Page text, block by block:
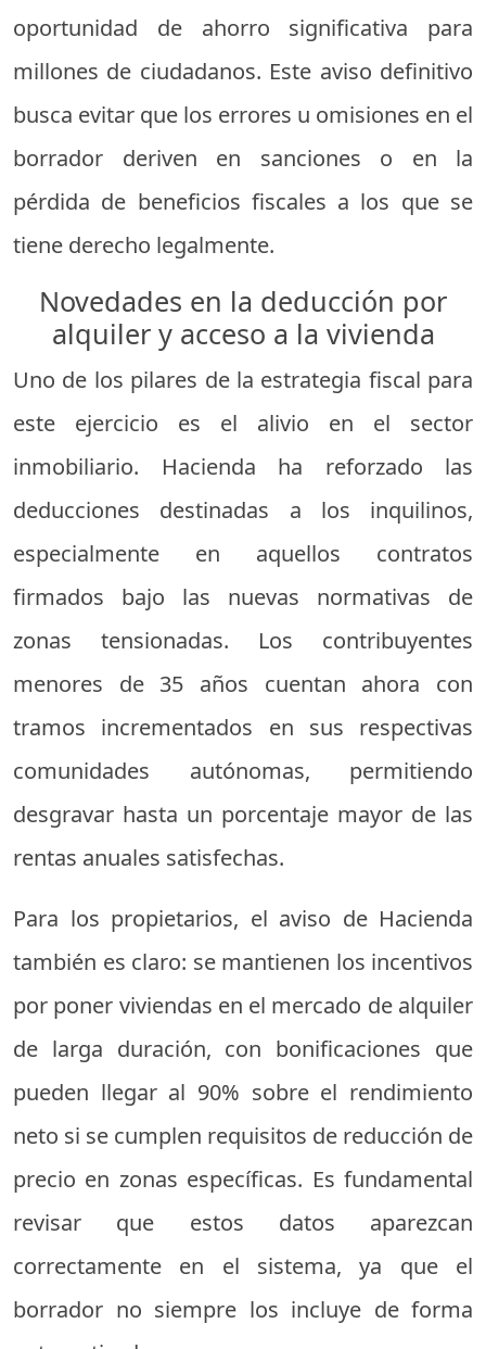
oportunidad de ahorro significativa para
millones de ciudadanos. Este aviso definitivo
busca evitar que los errores u omisiones en el
borrador deriven en sanciones o en la
pérdida de beneficios fiscales a los que se
tiene derecho legalmente.
Novedades en la deducción por
alquiler y acceso a la vivienda
Uno de los pilares de la estrategia fiscal para
este ejercicio es el alivio en el sector
inmobiliario. Hacienda ha reforzado las
deducciones destinadas a los inquilinos,
especialmente en aquellos contratos
firmados bajo las nuevas normativas de
zonas tensionadas. Los contribuyentes
menores de 35 años cuentan ahora con
tramos incrementados en sus respectivas
comunidades autónomas, permitiendo
desgravar hasta un porcentaje mayor de las
rentas anuales satisfechas.
Para los propietarios, el aviso de Hacienda
también es claro: se mantienen los incentivos
por poner viviendas en el mercado de alquiler
de larga duración, con bonificaciones que
pueden llegar al 90% sobre el rendimiento
neto si se cumplen requisitos de reducción de
precio en zonas específicas. Es fundamental
revisar que estos datos aparezcan
correctamente en el sistema, ya que el
borrador no siempre los incluye de forma